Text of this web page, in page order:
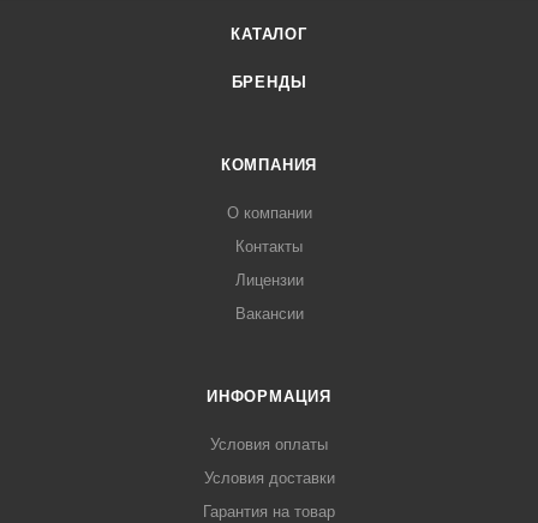
КАТАЛОГ
БРЕНДЫ
КОМПАНИЯ
О компании
Контакты
Лицензии
Вакансии
ИНФОРМАЦИЯ
Условия оплаты
Условия доставки
Гарантия на товар